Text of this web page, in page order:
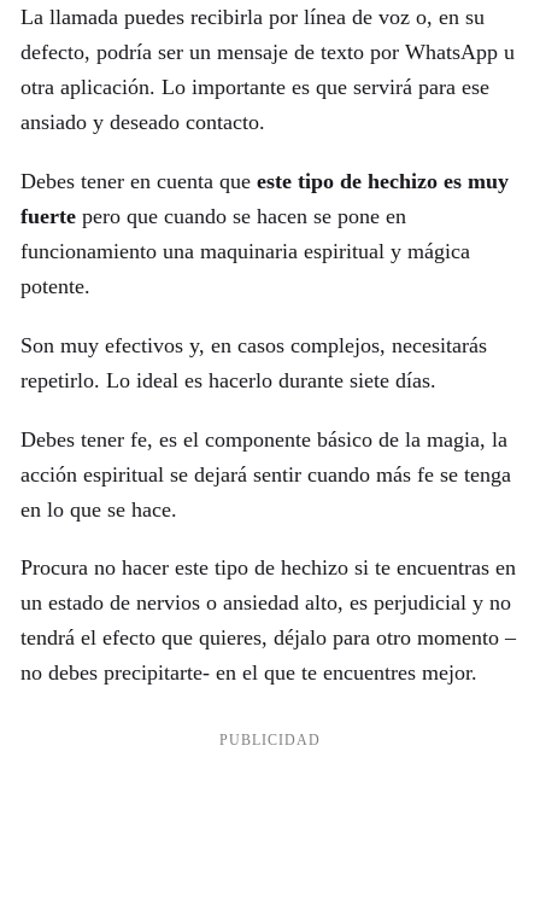
La llamada puedes recibirla por línea de voz o, en su
defecto, podría ser un mensaje de texto por WhatsApp u
otra aplicación. Lo importante es que servirá para ese
ansiado y deseado contacto.
Debes tener en cuenta que este tipo de hechizo es muy
fuertepero que cuando se hacen se pone en
funcionamiento una maquinaria espiritual y mágica
potente.
Son muy efectivos y, en casos complejos, necesitarás
repetirlo. Lo ideal es hacerlo durante siete días.
Debes tener fe, es el componente básico de la magia, la
acción espiritual se dejará sentir cuando más fe se tenga
en lo que se hace.
Procura no hacer este tipo de hechizo si te encuentras en
un estado de nervios o ansiedad alto, es perjudicial y no
tendrá el efecto que quieres, déjalo para otro momento –
no debes precipitarte- en el que te encuentres mejor.